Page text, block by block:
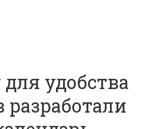
удобства
разработали